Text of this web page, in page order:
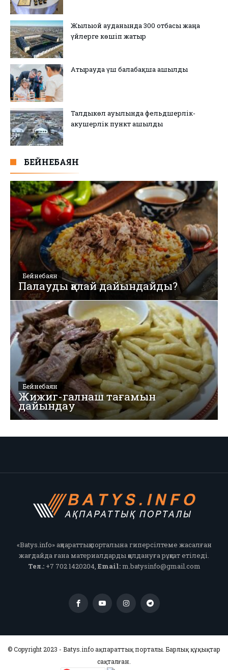
Жылыой ауданында 300 отбасы жаңа
үйлерге көшіп жатыр
Атырауда үш балабақша ашылды
Талдыкөл ауылында фельдшерлік-
акушерлік пункт ашылды
БЕЙНЕБАЯН
Бейнебаян
Палауды қалай дайындайды?
Бейнебаян
Жижиг-галнаш тағамын
дайындау
«Batys.info» ақпараттық порталына гиперсілтеме жасалған
жағдайда ғана материалдарды қолдануға рұқсат етіледі.
Тел.:+7 702 1420204, Email:m.batysinfo@gmail.com
© Copyright 2023 - Batys.info ақпараттық порталы. Барлық құқықтар
сақталған.